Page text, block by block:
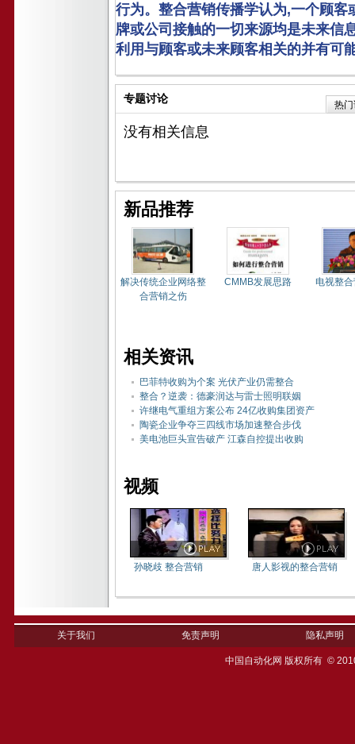
行为。整合营销传播学认为,一个顾
牌或公司接触的一切来源均是未来信
利用与顾客或未来顾客相关的并有可
专题讨论 热
没有相关信息
新品推荐
解决传统企业网络整
合营销之伤
CMMB发展思路 电视整
相关资讯
巴菲特收购为个案 光伏产业仍需整合
整合？逆袭：德豪润达与雷士照明联姻
许继电气重组方案公布 24亿收购集团资产
陶瓷企业争夺三四线市场加速整合步伐
美电池巨头宣告破产 江森自控提出收购
视频
孙晓歧 整合营销 唐人影视的整合营销
关于我们 免责声明 隐私声明
中国自动化网 版权所有 ©